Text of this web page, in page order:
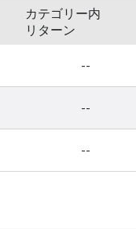
カテゴリー内
リターン
--
--
--